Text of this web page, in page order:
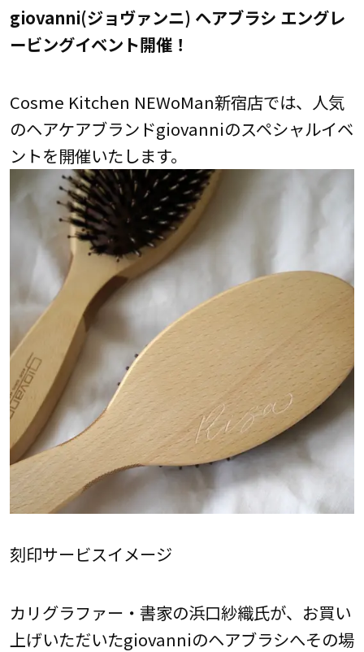
giovanni(ジョヴァンニ) ヘアブラシ エングレ
ービングイベント開催！
Cosme Kitchen NEWoMan新宿店では、人気
のヘアケアブランドgiovanniのスペシャルイベ
ントを開催いたします。
刻印サービスイメージ
カリグラファー・書家の浜口紗織氏が、お買い
上げいただいたgiovanniのヘアブラシへその場